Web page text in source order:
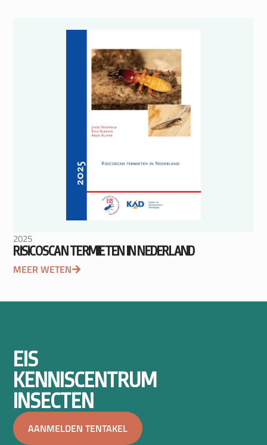
2025
RISICOSCAN TERMIETEN IN NEDERLAND
MEER WETEN
EIS
KENNISCENTRUM
INSECTEN
AANMELDEN TENTAKEL